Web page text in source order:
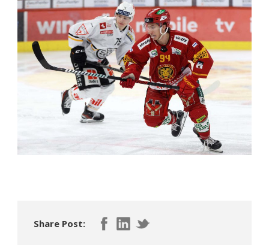
Share Post: